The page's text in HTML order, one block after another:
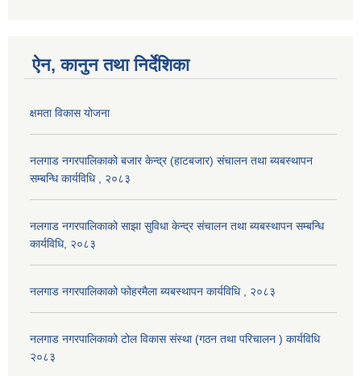
ऐन, कानुन तथा निर्देशिका
क्षमता विकास योजना
नलगाड नगरपालिकाको बजार केन्द्र (हाटबजार) संचालन तथा ब्यबस्थापन
सम्बन्धि कार्यविधि , २०८३
नलगाड नगरपालिकाको साझा सुविधा केन्द्र संचालन तथा ब्यबस्थापन सम्बन्धि
कार्यविधि, २०८३
नलगाड नगरपालिकाको फोहरमैला ब्यबस्थापन कार्यविधि , २०८३
नलगाड नगरपालिकाको टोल विकास संस्था (गठन तथा परिचालन ) कार्यविधि
२०८३